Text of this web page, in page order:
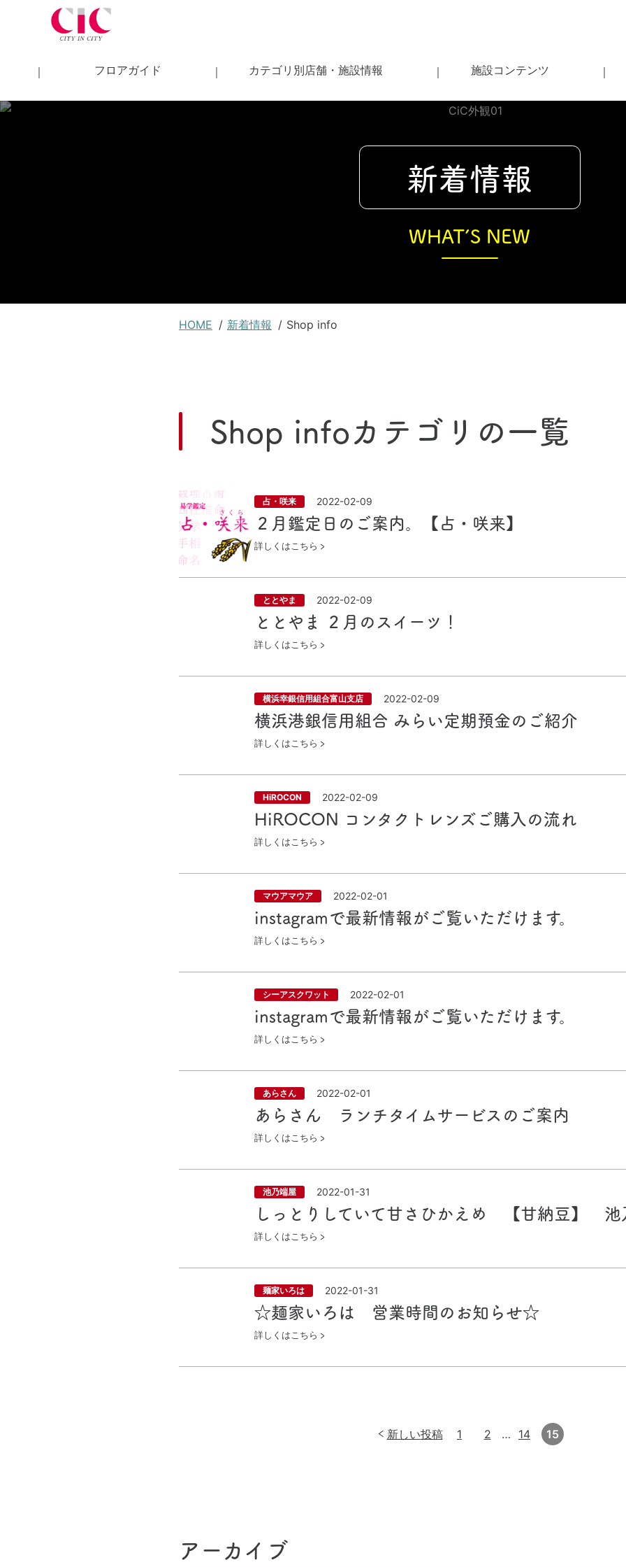
に
フロアガイド カテゴリ別店舗・施設情報 施設コンテンツ
新着情報
WHAT’S NEW
現
置
HOME 新着情報 Shop info
Shop infoカテゴリの一覧
占・咲来 2022-02-09
２月鑑定日のご案内。【占・咲来】
詳しくはこちら
ととやま 2022-02-09
ととやま ２月のスイーツ！
詳しくはこちら
横浜幸銀信用組合富山支店 2022-02-09
横浜港銀信用組合 みらい定期預金のご紹介
詳しくはこちら
HiROCON 2022-02-09
HiROCON コンタクトレンズご購入の流れ
詳しくはこちら
マウアマウア 2022-02-01
instagramで最新情報がご覧いただけます。
詳しくはこちら
シーアスクワット 2022-02-01
instagramで最新情報がご覧いただけます。
詳しくはこちら
あらさん 2022-02-01
あらさん ランチタイムサービスのご案内
詳しくはこちら
池乃端屋 2022-01-31
しっとりしていて甘さひかえめ 【甘納豆】 池
詳しくはこちら
麺家いろは 2022-01-31
☆麺家いろは 営業時間のお知らせ☆
詳しくはこちら
ジ
新しい投稿
ページ
1
ページ
2 …
ページ
14
ページ
15
アーカイブ